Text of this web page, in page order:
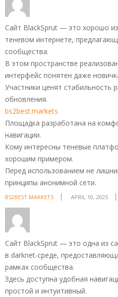
Сайт BlackSprut — это хорошо
теневом интернете,
сообщества.
В этом пространстве
интерфейс понятен даже
Участники ценят стабильность
обновления.
bs2best.markets
Площадка разработана на
навигации.
Кому интересны теневые
хорошим примером.
Перед использованием не
принципы анонимной сети.
BS2BEST.MARKETS APRIL 10, 2025
Сайт BlackSprut — это одна из
в darknet-среде,
рамках сообщества.
Здесь доступна удобная
простой и интуитивный.